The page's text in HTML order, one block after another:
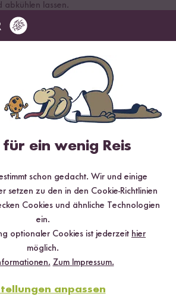
abkühlen lassen.
Würfel schneiden.
miteinander verrühren und bis zum
FERTIG
für ein wenig Reis
schon gedacht. Wir und einige
setzen zu den in den Cookie-Richtlinien
Cookies und ähnliche Technologien
ein.
optionaler Cookies ist jederzeit hier
möglich.
Zum Impressum.
anpassen